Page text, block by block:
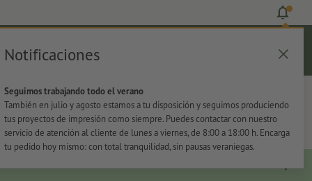
Notificaciones
Seguimos trabajando todo el verano
También en julio y agosto estamos a tu disposición y seguimos produciendo
tus proyectos de impresión como siempre. Puedes contactar con nuestro
servicio de atención al cliente de lunes a viernes, de 8:00 a 18:00 h. Encarga
tu pedido hoy mismo: con total tranquilidad, sin pausas veraniegas.
Cesta
Oficina Adhesivos